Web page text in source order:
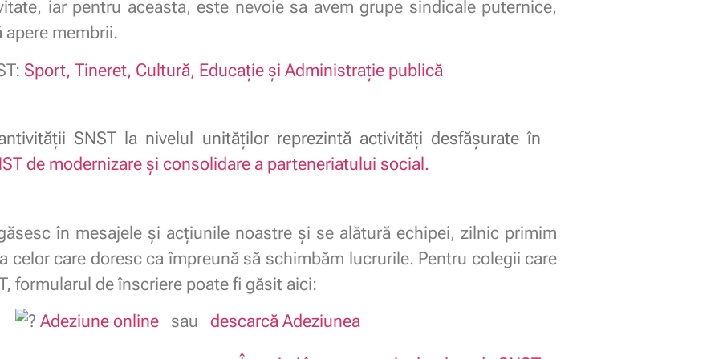
iar pentru aceasta, este nevoie sa avem grupe sindicale puternice,
membrii.
Sport, Tineret, Cultură, Educație și Administrație publică
SNST la nivelul unităților reprezintă activități desfășurate în
de modernizare și consolidare a parteneriatului social.
în mesajele şi acţiunile noastre şi se alătură echipei, zilnic primim
celor care doresc ca împreună să schimbăm lucrurile. Pentru colegii care
formularul de înscriere poate fi găsit aici:
Adeziune online sau descarcă Adeziunea